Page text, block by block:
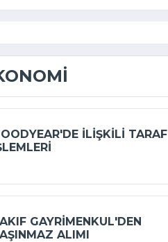
ILIŞKILI TARAF
GAYRIMENKUL'DEN
ALIMI